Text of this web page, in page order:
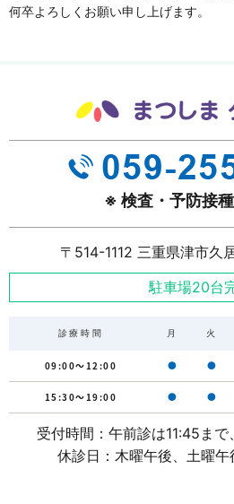
何卒よろしくお願い申し上げます。
※ 検査・予防接
〒514-1112 三重県津市久
駐車場20台
診療時間 月 火
09:00～12:00 ● ●
15:30～19:00 ● ●
受付時間：午前診は11:45ま
休診日：木曜午後、土曜午